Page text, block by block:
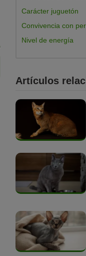
Carácter juguetón
Convivencia con
Nivel de energía
Artículos